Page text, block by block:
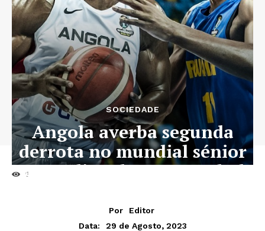
23
SOCIEDADE
Angola averba segunda
derrota no mundial sénior
masculino de Basquetebol
Por
Editor
Data:
29 de Agosto, 2023